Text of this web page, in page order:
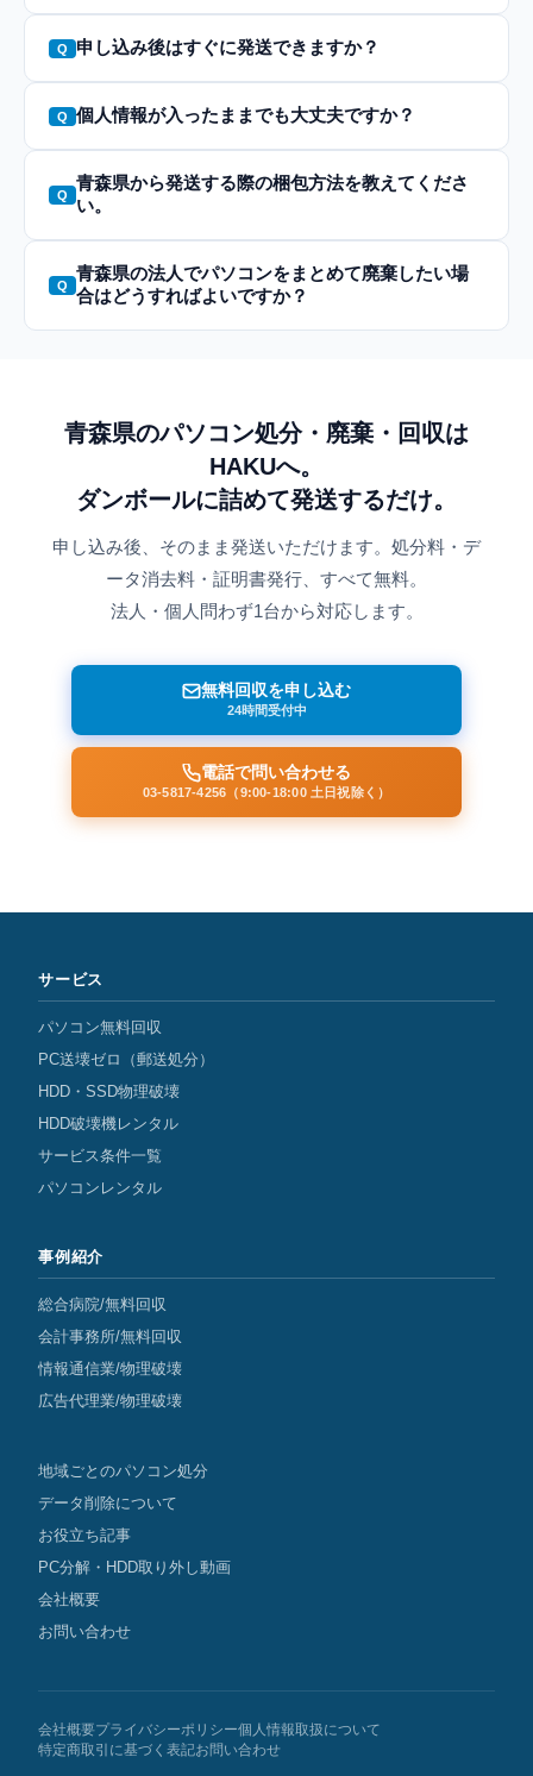
申し込み後はすぐに発送できますか？
個人情報が入ったままでも大丈夫ですか？
青森県から発送する際の梱包方法を教えてくださ
い。
青森県の法人でパソコンをまとめて廃棄したい場
合はどうすればよいですか？
青森県のパソコン処分・廃棄・回収は
HAKUへ。
ダンボールに詰めて発送するだけ。
申し込み後、そのまま発送いただけます。処分料・デ
ータ消去料・証明書発行、すべて無料。
法人・個人問わず1台から対応します。
無料回収を申し込む
24時間受付中
電話で問い合わせる
03-5817-4256（9:00-18:00 土日祝除く）
サービス
パソコン無料回収
PC送壊ゼロ（郵送処分）
HDD・SSD物理破壊
HDD破壊機レンタル
サービス条件一覧
パソコンレンタル
事例紹介
総合病院/無料回収
会計事務所/無料回収
情報通信業/物理破壊
広告代理業/物理破壊
地域ごとのパソコン処分
データ削除について
お役立ち記事
PC分解・HDD取り外し動画
会社概要
お問い合わせ
会社概要プライバシーポリシー個人情報取扱について
特定商取引に基づく表記お問い合わせ